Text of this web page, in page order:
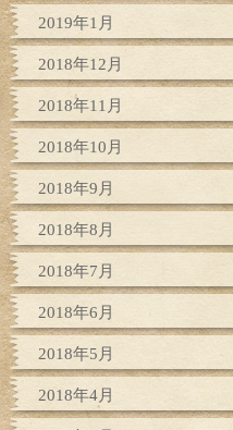
2019年1月
2018年12月
2018年11月
2018年10月
2018年9月
2018年8月
2018年7月
2018年6月
2018年5月
2018年4月